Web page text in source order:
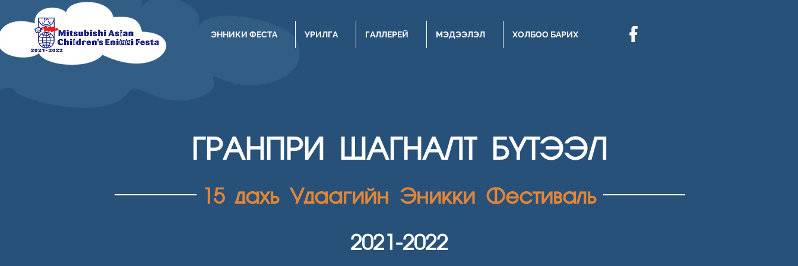
ЭННИКИ ФЕСТА УРИЛГА ГАЛЛЕРЕЙ МЭДЭЭЛЭЛ ХОЛБОО БАРИХ
ГРАНПРИ ШАГНАЛТ БҮТЭЭЛ
15 дахь Удаагийн Эникки Фестиваль
2021-2022